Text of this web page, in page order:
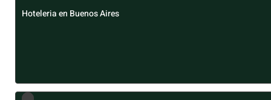
Hoteleria en Buenos Aires